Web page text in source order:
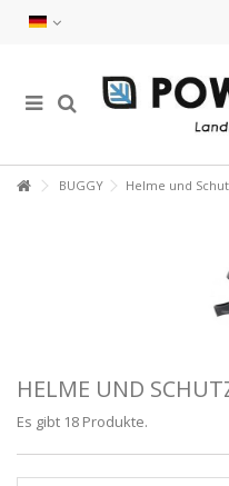
BUGGY Helme und
HELME UND
Es gibt 18 Produkte.